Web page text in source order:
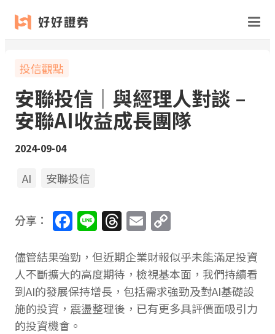
投信觀點
安聯投信｜與經理人對談 –
安聯AI收益成長團隊
2024-09-04
AI 安聯投信
分享： Facebook
LineThreads
Email
儘管結果強勁，但近期企業財報似乎未能滿足投資
人不斷擴大的高度期待，檢視基本面，我們持續看
到AI的發展保持增長，包括需求強勁及對AI基礎設
施的投資，震盪整理後，已有更多具評價面吸引力
的投資機會。